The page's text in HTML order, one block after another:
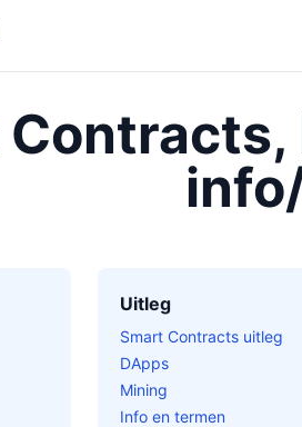
Uitleg
Smart Contracts uitleg
DApps
Mining
Info en termen